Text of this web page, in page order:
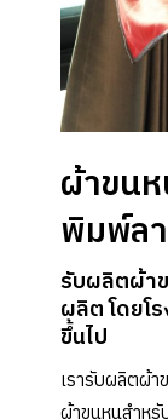
ผ้าขน
พิมพ์ล
รับผลิตผ้า
ผลิต โดยโ
ขึ้นไป
เรารับผลิตผ้า